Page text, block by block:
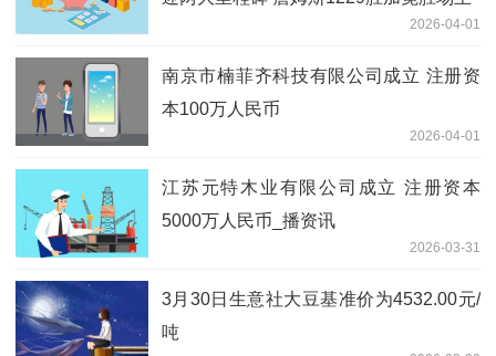
2026-04-01
南京市楠菲齐科技有限公司成立 注册资
本100万人民币
2026-04-01
江苏元特木业有限公司成立 注册资本
5000万人民币_播资讯
2026-03-31
3月30日生意社大豆基准价为4532.00元/
吨